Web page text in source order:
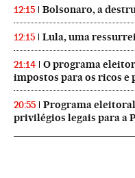
12:15 Bolsonaro, a
12:15 Lula, uma
21:14
O programa
impostos para os ricos e
20:55
Programa
privilégios legais para a